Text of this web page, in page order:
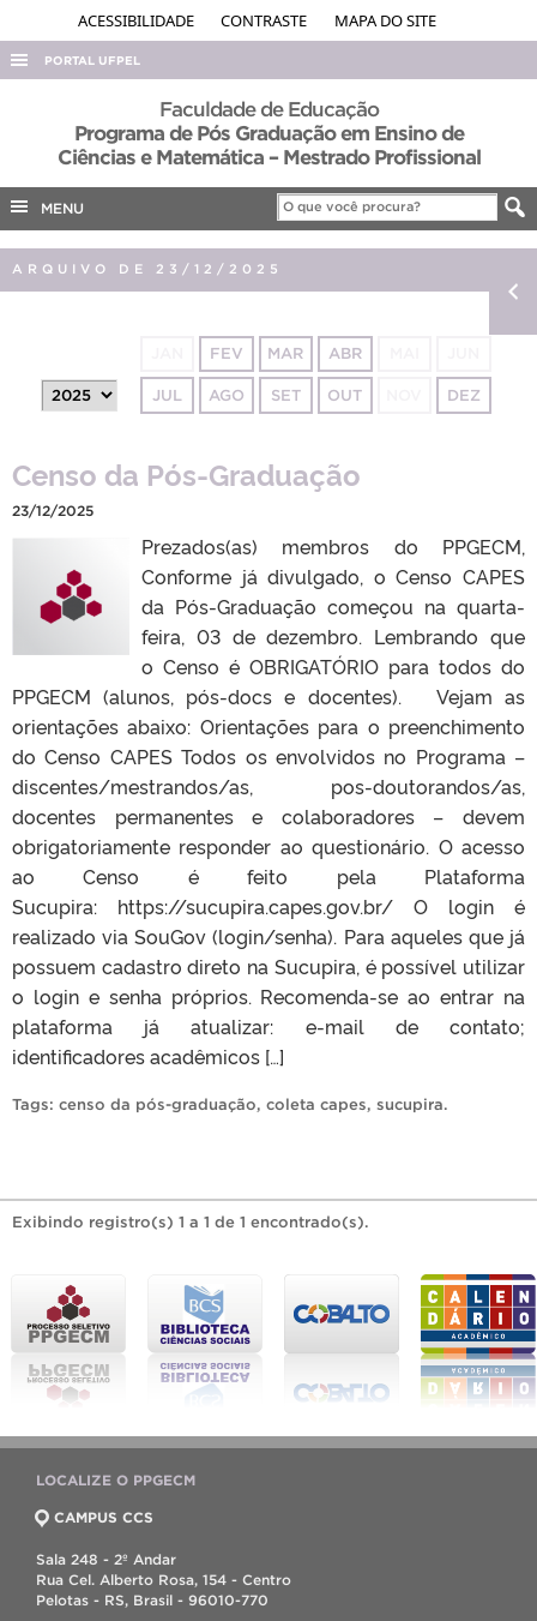
ACESSIBILIDADE CONTRASTE MAPA DO SITE
PORTAL UFPEL
ACESSO À INFORMAÇÃO
AUDITORIA
EDITAIS
PORTARIAS
Faculdade de Educação
Programa de Pós Graduação em Ensino de
Ciências e Matemática – Mestrado Profissional
MENU
ARQUIVO DE 23/12/2025
FEV MAR ABR
JUL AGO SET OUT DEZ
Censo da Pós-Graduação
23/12/2025
Prezados(as) membros do PPGECM,
Conforme já divulgado, o Censo CAPES
da Pós-Graduação começou na quarta-
feira, 03 de dezembro. Lembrando que
o Censo é OBRIGATÓRIO para todos do
PPGECM (alunos, pós-docs e docentes). Vejam as
orientações abaixo: Orientações para o preenchimento
do Censo CAPES Todos os envolvidos no Programa –
discentes/mestrandos/as, pos-doutorandos/as,
docentes permanentes e colaboradores – devem
obrigatoriamente responder ao questionário. O acesso
ao Censo é feito pela Plataforma
Sucupira: https://sucupira.capes.gov.br/ O login é
realizado via SouGov (login/senha). Para aqueles que já
possuem cadastro direto na Sucupira, é possível utilizar
o login e senha próprios. Recomenda-se ao entrar na
plataforma já atualizar: e-mail de contato;
identificadores acadêmicos […]
Tags: censo da pós-graduação, coleta capes, sucupira.
Exibindo registro(s) 1 a 1 de 1 encontrado(s).
LOCALIZE O PPGECM
CAMPUS CCS
Sala 248 - 2º Andar
Rua Cel. Alberto Rosa, 154 - Centro
Pelotas - RS, Brasil - 96010-770